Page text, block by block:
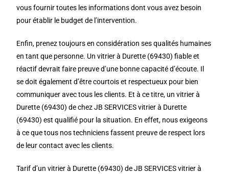
vous fournir toutes les informations dont vous avez besoin
pour établir le budget de l’intervention.
Enfin, prenez toujours en considération ses qualités humaines
en tant que personne. Un vitrier à Durette (69430) fiable et
réactif devrait faire preuve d’une bonne capacité d’écoute. Il
se doit également d’être courtois et respectueux pour bien
communiquer avec tous les clients. Et à ce titre, un vitrier à
Durette (69430) de chez JB SERVICES vitrier à Durette
(69430) est qualifié pour la situation. En effet, nous exigeons
à ce que tous nos techniciens fassent preuve de respect lors
de leur contact avec les clients.
Tarif d’un vitrier à Durette (69430) de JB SERVICES vitrier à